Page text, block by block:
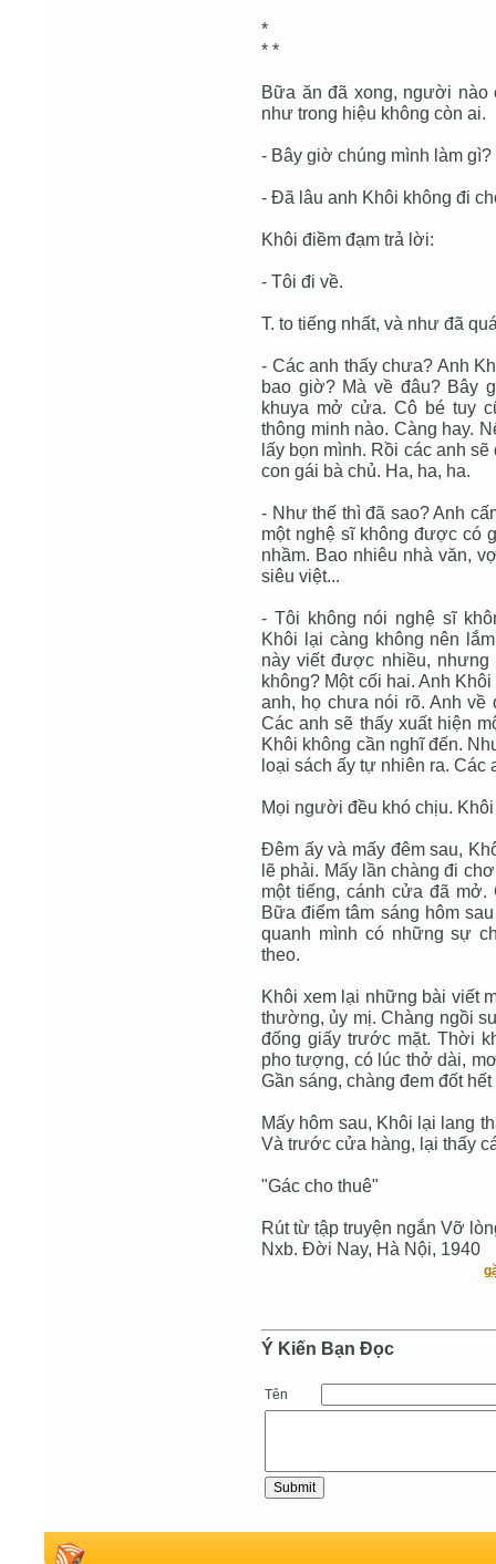
*
* *
Bữa ăn đã xong, người nào
như trong hiệu không còn ai.
- Bây giờ chúng mình làm gì?
- Đã lâu anh Khôi không đi
Khôi điềm đạm trả lời:
- Tôi đi về.
T. to tiếng nhất, và như đã
- Các anh thấy chưa? Anh
bao giờ? Mà về đâu? Bây
khuya mở cửa. Cô bé tuy
thông minh nào. Càng hay.
lấy bọn mình. Rồi các anh
con gái bà chủ. Ha, ha, ha.
- Như thế thì đã sao? Anh
một nghệ sĩ không được có
nhầm. Bao nhiêu nhà văn,
siêu việt...
- Tôi không nói nghệ sĩ
Khôi lại càng không nên
này viết được nhiều,
không? Một cối hai. Anh
anh, họ chưa nói rõ. Anh
Các anh sẽ thấy xuất hiện
Khôi không cần nghĩ đến.
loại sách ấy tự nhiên ra. Các
Mọi người đều khó chịu.
Đêm ấy và mấy đêm sau,
lẽ phải. Mấy lần chàng đi
một tiếng, cánh cửa đã
Bữa điểm tâm sáng hôm
quanh mình có những sự
theo.
Khôi xem lại những bài viết
thường, ủy mị. Chàng ngồi
đống giấy trước mặt. Thời
pho tượng, có lúc thở dài,
Gần sáng, chàng đem đốt
Mấy hôm sau, Khôi lại lang
Và trước cửa hàng, lại thấy
"Gác cho thuê"
Rút từ tập truyện ngắn Vỡ
Nxb. Đời Nay, Hà Nội, 1940
Ý Kiến Bạn Ðọc
Tên